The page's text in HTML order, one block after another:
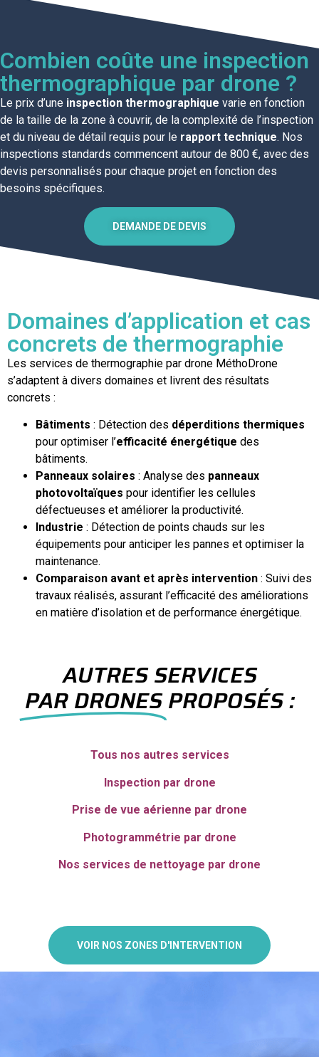
Combien coûte une inspection
thermographique par drone ?
Le prix d’une inspection thermographique varie en fonction
de la taille de la zone à couvrir, de la complexité de l’inspection
et du niveau de détail requis pour le rapport technique. Nos
inspections standards commencent autour de 800 €, avec des
devis personnalisés pour chaque projet en fonction des
besoins spécifiques.
DEMANDE DE DEVIS
Domaines d’application et cas
concrets de thermographie
Les services de thermographie par drone MéthoDrone
s’adaptent à divers domaines et livrent des résultats
concrets :
Bâtiments : Détection des déperditions thermiques
pour optimiser l’efficacité énergétique des
bâtiments.
Panneaux solaires : Analyse des panneaux
photovoltaïques pour identifier les cellules
défectueuses et améliorer la productivité.
Industrie : Détection de points chauds sur les
équipements pour anticiper les pannes et optimiser la
maintenance.
Comparaison avant et après intervention : Suivi des
travaux réalisés, assurant l’efficacité des améliorations
en matière d’isolation et de performance énergétique.
AUTRES SERVICES
PAR DRONES PROPOSÉS :
Tous nos autres services
Inspection par drone
Prise de vue aérienne par drone
Photogrammétrie par drone
Nos services de nettoyage par drone
VOIR NOS ZONES D'INTERVENTION